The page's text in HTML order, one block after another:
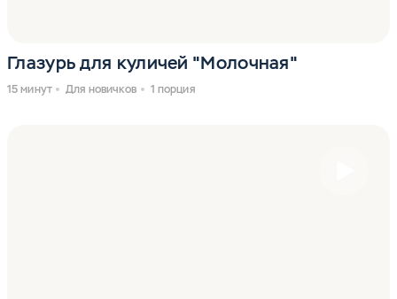
Глазурь для куличей "Молочная"
15 минут Для новичков 1 порция